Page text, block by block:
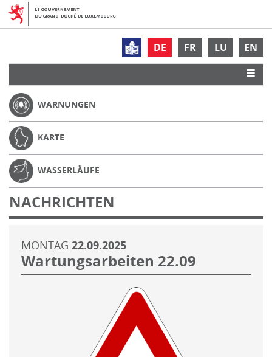
DE FR LU EN
WARNUNGEN
KARTE
WASSERLÄUFE
NACHRICHTEN
MONTAG 22.09.2025
Wartungsarbeiten 22.09